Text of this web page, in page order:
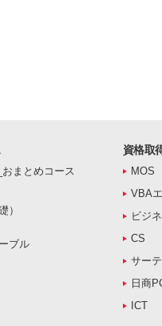
まとめコース
）
ブル
資格取
MOS
VBA
ビジ
CS
サー
日商
ICT